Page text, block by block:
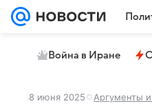
Война в Иране
8 июня 2025 Аргументы